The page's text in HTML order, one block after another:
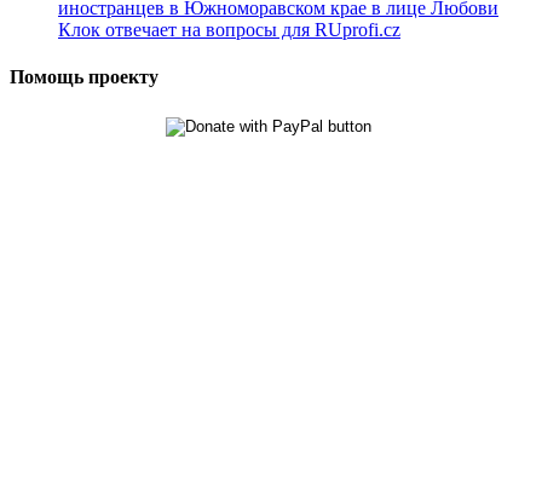
иностранцев в Южноморавском крае в лице Любови
Клок отвечает на вопросы для RUprofi.cz
Помощь проекту